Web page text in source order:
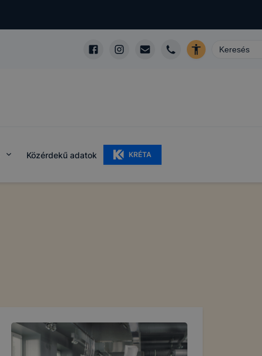
Közérdekű adatok KRÉTA